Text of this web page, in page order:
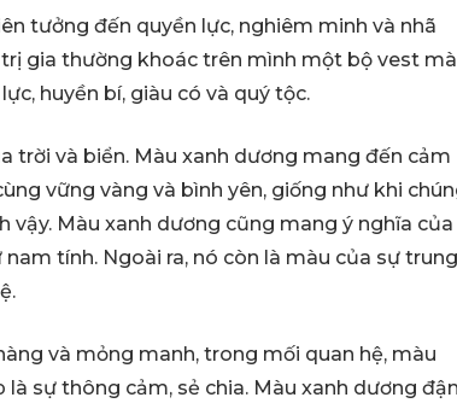
tưởng đến quyền lực, nghiêm minh và nhã
gia thường khoác trên mình một bộ vest
huyền bí, giàu có và quý tộc.
trời và biển. Màu xanh dương mang đến cảm
vững vàng và bình yên, giống như khi
Màu xanh dương cũng mang ý nghĩa của
tính. Ngoài ra, nó còn là màu của sự trung
và mỏng manh, trong mối quan hệ, màu
sự thông cảm, sẻ chia. Màu xanh dương